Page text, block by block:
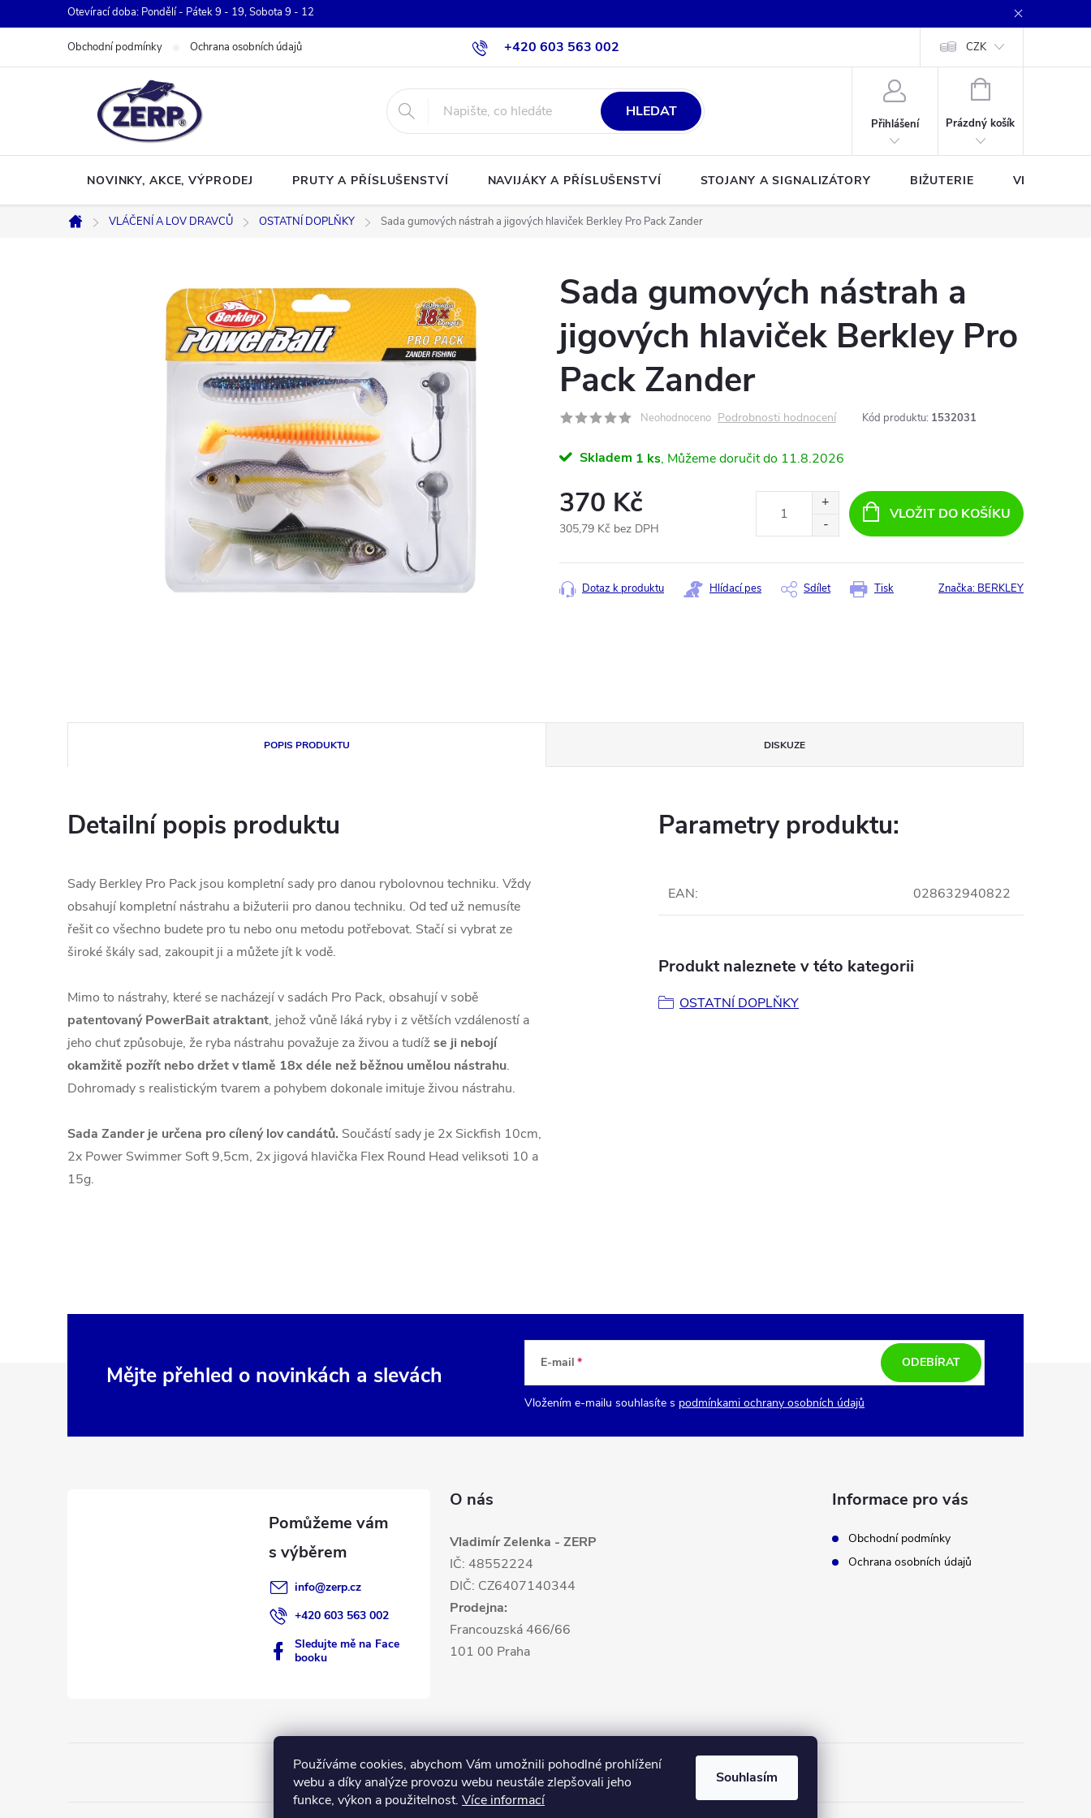
Používáme cookies, abychom Vám umožnili pohodlné prohlížení
webu a díky analýze provozu webu neustále zlepšovali jeho
funkce, výkon a použitelnost. Více informací
Souhlasím
na
Otevírací doba: Pondělí - Pátek 9 - 19, Sobota 9 - 12
+420 603 563 002
Obchodní podmínky Ochrana osobních údajů CZK
HLEDAT
Přihlášení
NÁKUPNÍ
Prázdný košík
NOVINKY, AKCE, VÝPRODEJ PRUTY A PŘÍSLUŠENSTVÍ NAVIJÁKY A PŘÍSLUŠENSTVÍ STOJANY A SIGNALIZÁTORY BIŽUTERIE VLASCE A
Domů
VLÁČENÍ A LOV DRAVCŮ OSTATNÍ DOPLŇKY Sada gumových nástrah a jigových hlaviček Berkley Pro Pack Zander
Sada gumových nástrah a
jigových hlaviček Berkley Pro
Pack Zander
Neohodnoceno Podrobnosti hodnocení Kód produktu: 1532031
Skladem 1 ks 11.8.2026
370 Kč
305,79 Kč bez DPH
cena:
VLOŽIT DO KOŠÍKU
Tisk
Dotaz k produktu Hlídací pes Sdílet Značka: BERKLEY
POPIS PRODUKTU DISKUZE
Detailní popis produktu
Sady Berkley Pro Pack jsou kompletní sady pro danou rybolovnou techniku. Vždy
obsahují kompletní nástrahu a bižuterii pro danou techniku. Od teď už nemusíte
řešit co všechno budete pro tu nebo onu metodu potřebovat. Stačí si vybrat ze
široké škály sad, zakoupit ji a můžete jít k vodě.
Mimo to nástrahy, které se nacházejí v sadách Pro Pack, obsahují v sobě
patentovaný PowerBait atraktant, jehož vůně láká ryby i z větších vzdáleností a
jeho chuť způsobuje, že ryba nástrahu považuje za živou a tudížse ji nebojí
okamžitě pozřít nebo držet v tlamě 18x déle než běžnou umělou nástrahu.
Dohromady s realistickým tvarem a pohybem dokonale imituje živou nástrahu.
Sada Zander je určena pro cílený lov candátů. Součástí sady je 2x Sickfish 10cm,
2x Power Swimmer Soft 9,5cm, 2x jigová hlavička Flex Round Head veliksoti 10 a
15g.
Parametry produktu:
EAN: 028632940822
Produkt naleznete v této kategorii
OSTATNÍ DOPLŇKY
Mějte přehled o novinkách a slevách E-mail
Vložením e-mailu souhlasíte s podmínkami ochrany osobních údajů
ODEBÍRAT
info@zerp.cz
+420 603 563 002
Sledujte mě na Face
booku
O nás
Vladimír Zelenka - ZERP
IČ: 48552224
DIČ: CZ6407140344
Prodejna:
Francouzská 466/66
101 00 Praha
Informace pro vás
Obchodní podmínky
Ochrana osobních údajů